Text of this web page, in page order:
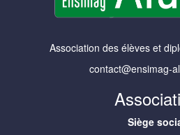
Association des élèves et
contact@ensimag-
Siège